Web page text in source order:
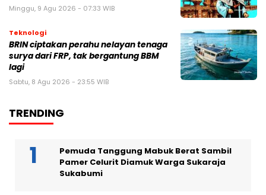
Minggu, 9 Agu 2026 - 07:33 WIB
Teknologi
BRIN ciptakan perahu nelayan tenaga
surya dari FRP, tak bergantung BBM
lagi
Sabtu, 8 Agu 2026 - 23:55 WIB
TRENDING
Pemuda Tanggung Mabuk Berat Sambil
Pamer Celurit Diamuk Warga Sukaraja
Sukabumi